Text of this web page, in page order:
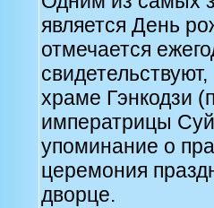
является День
отмечается
храме Гэнкодзи
императрицы
упоминание о
церемония
дворце.